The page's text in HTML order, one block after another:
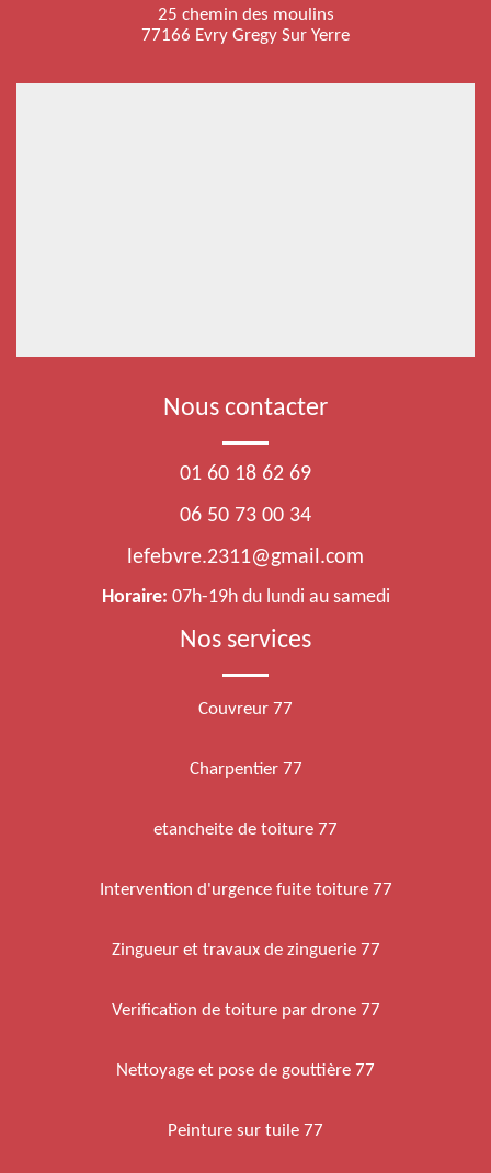
25 chemin des moulins
77166 Evry Gregy Sur Yerre
Nous contacter
01 60 18 62 69
06 50 73 00 34
lefebvre.2311@gmail.com
Horaire: 07h-19h du lundi au samedi
Nos services
Couvreur 77
Charpentier 77
etancheite de toiture 77
Intervention d'urgence fuite toiture 77
Zingueur et travaux de zinguerie 77
Verification de toiture par drone 77
Nettoyage et pose de gouttière 77
Peinture sur tuile 77